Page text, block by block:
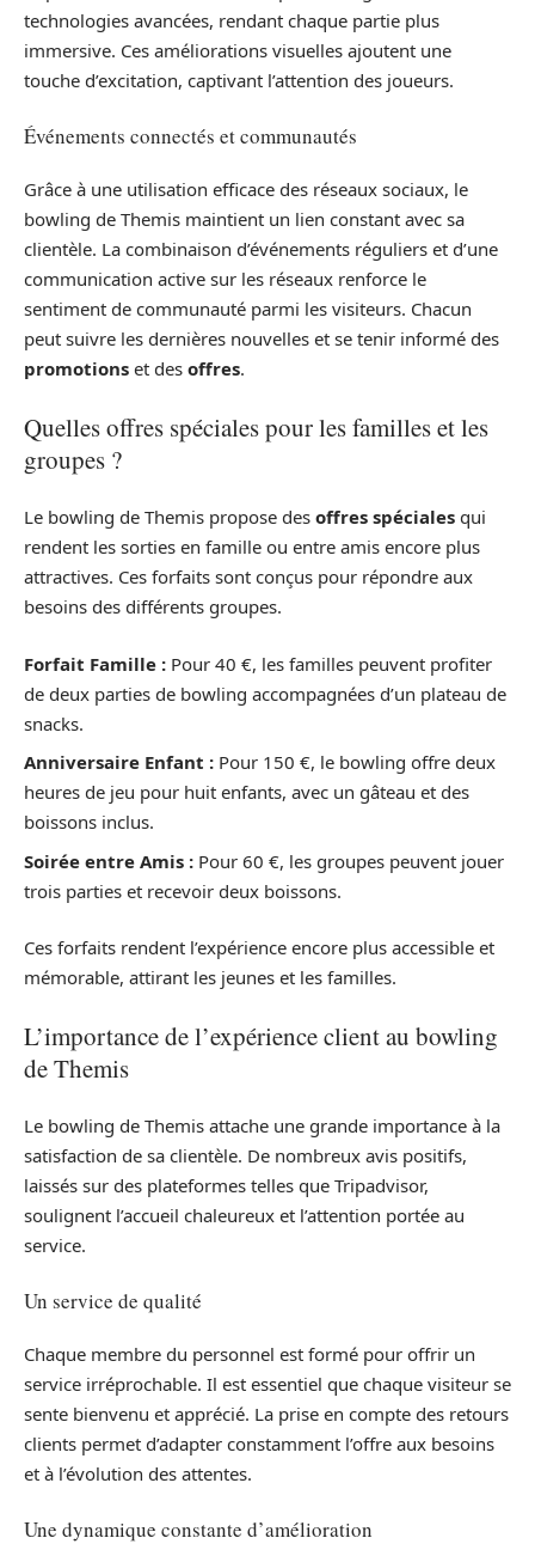
technologies avancées, rendant chaque partie plus
immersive. Ces améliorations visuelles ajoutent une
touche d’excitation, captivant l’attention des joueurs.
Événements connectés et communautés
Grâce à une utilisation efficace des réseaux sociaux, le
bowling de Themis maintient un lien constant avec sa
clientèle. La combinaison d’événements réguliers et d’une
communication active sur les réseaux renforce le
sentiment de communauté parmi les visiteurs. Chacun
peut suivre les dernières nouvelles et se tenir informé des
promotions et des offres.
Quelles offres spéciales pour les familles et les
groupes ?
Le bowling de Themis propose des offres spéciales qui
rendent les sorties en famille ou entre amis encore plus
attractives. Ces forfaits sont conçus pour répondre aux
besoins des différents groupes.
Forfait Famille : Pour 40 €, les familles peuvent profiter
de deux parties de bowling accompagnées d’un plateau de
snacks.
Anniversaire Enfant : Pour 150 €, le bowling offre deux
heures de jeu pour huit enfants, avec un gâteau et des
boissons inclus.
Soirée entre Amis : Pour 60 €, les groupes peuvent jouer
trois parties et recevoir deux boissons.
Ces forfaits rendent l’expérience encore plus accessible et
mémorable, attirant les jeunes et les familles.
L’importance de l’expérience client au bowling
de Themis
Le bowling de Themis attache une grande importance à la
satisfaction de sa clientèle. De nombreux avis positifs,
laissés sur des plateformes telles que Tripadvisor,
soulignent l’accueil chaleureux et l’attention portée au
service.
Un service de qualité
Chaque membre du personnel est formé pour offrir un
service irréprochable. Il est essentiel que chaque visiteur se
sente bienvenu et apprécié. La prise en compte des retours
clients permet d’adapter constamment l’offre aux besoins
et à l’évolution des attentes.
Une dynamique constante d’amélioration